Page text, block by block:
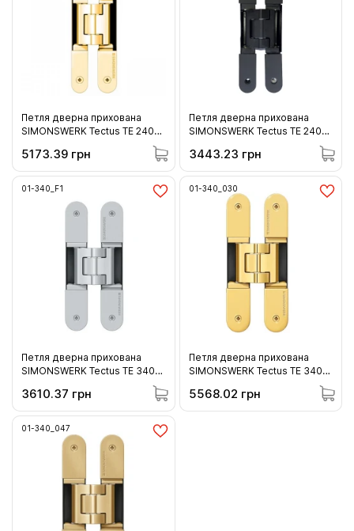
Петля дверна прихована
SIMONSWERK Tectus TE 240
240_047)
5173.39 грн
Петля дверна прихована
SIMONSWERK Tectus TE 240
60 кг (01-240_9005)
3443.23 грн
01-340_F1
Петля дверна прихована
SIMONSWERK Tectus TE 340
340_F1)
3610.37 грн
01-340_030
Петля дверна прихована
SIMONSWERK Tectus TE 340
(золото) 80 кг (01-340_030)
5568.02 грн
01-340_047